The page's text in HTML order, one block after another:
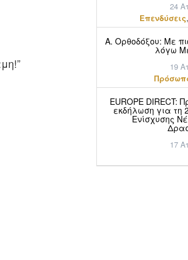
24
Επενδύσεις,
Α. Ορθοδόξου: Mε
λόγω
19
EUROPE DIRECT:
εκδήλωση για τη
Ενίσχυσης
17